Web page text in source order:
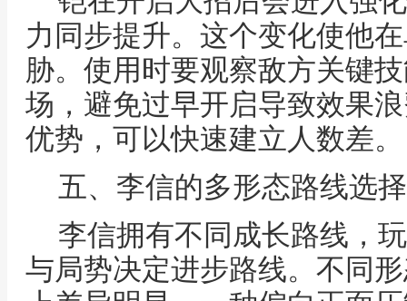
力同步提升。这个变化使他
胁。使用时要观察敌方关键
场，避免过早开启导致效果
优势，可以快速建立人数差。
五、李信的多形态路线选择
李信拥有不同成长路线，
与局势决定进步路线。不同